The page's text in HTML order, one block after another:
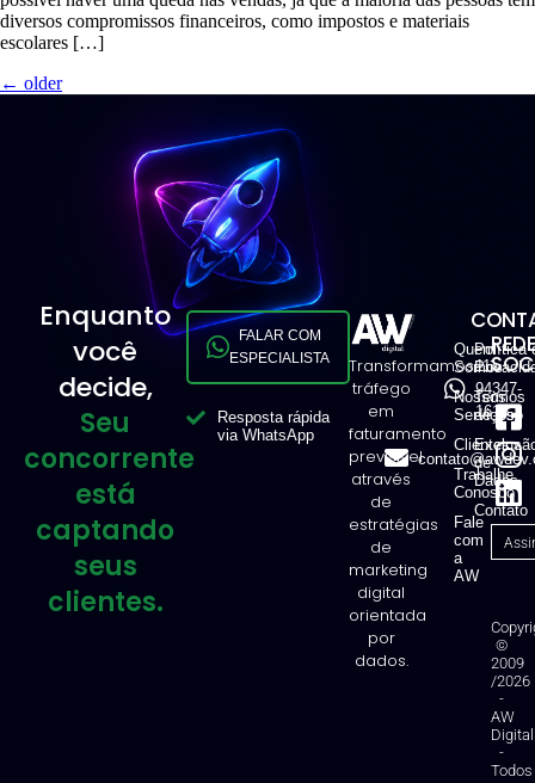
diversos compromissos financeiros, como impostos e materiais
escolares […]
← older
Enquanto
você
decide,
Seu
concorrente
está
captando
seus
clientes.
FALAR COM
ESPECIALISTA
Resposta rápida
via WhatsApp
Transformamos
tráfego
em
faturamento
previsível
através
de
estratégias
de
marketing
digital
orientada
por
dados.
Quem
Somos
Nossos
Serviços
Clientes
Trabalhe
Conosco
Fale
com
a
AW
Política
Termos
de Uso
de
Dados
Contato
11
94347-
1616
©
2009
/2026
-
AW
Digital
-
Todos